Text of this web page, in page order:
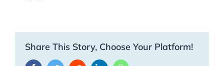
Share This Story, Choose Your Platform!